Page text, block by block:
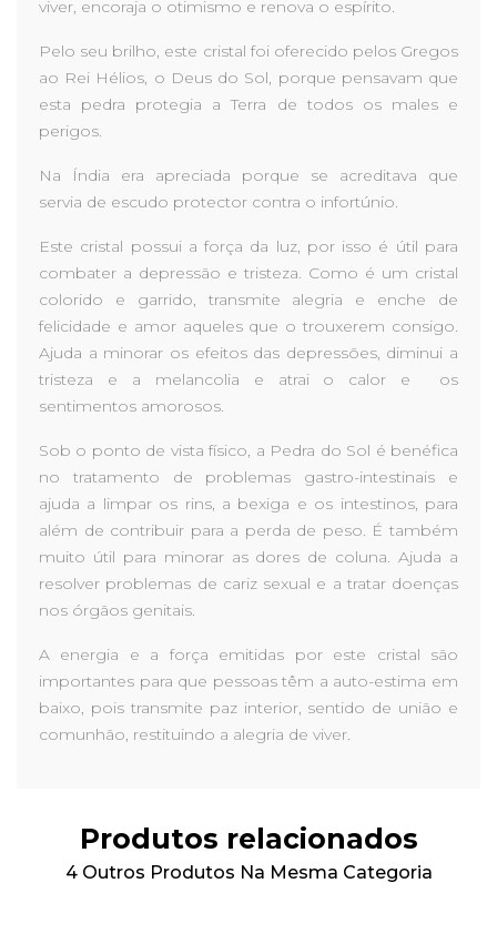
viver, encoraja o otimismo e renova o espírito.
Pelo seu brilho, este cristal foi oferecido pelos Gregos
ao Rei Hélios, o Deus do Sol, porque pensavam que
esta pedra protegia a Terra de todos os males e
perigos.
Na Índia era apreciada porque se acreditava que
servia de escudo protector contra o infortúnio.
Este cristal possui a força da luz, por isso é útil para
combater a depressão e tristeza. Como é um cristal
colorido e garrido, transmite alegria e enche de
felicidade e amor aqueles que o trouxerem consigo.
Ajuda a minorar os efeitos das depressões, diminui a
tristeza e a melancolia e atrai o calor e os
sentimentos amorosos.
Sob o ponto de vista físico, a Pedra do Sol é benéfica
no tratamento de problemas gastro-intestinais e
ajuda a limpar os rins, a bexiga e os intestinos, para
além de contribuir para a perda de peso. É também
muito útil para minorar as dores de coluna. Ajuda a
resolver problemas de cariz sexual e a tratar doenças
nos órgãos genitais.
A energia e a força emitidas por este cristal são
importantes para que pessoas têm a auto-estima em
baixo, pois transmite paz interior, sentido de união e
comunhão, restituindo a alegria de viver.
Produtos relacionados
4 Outros Produtos Na Mesma Categoria